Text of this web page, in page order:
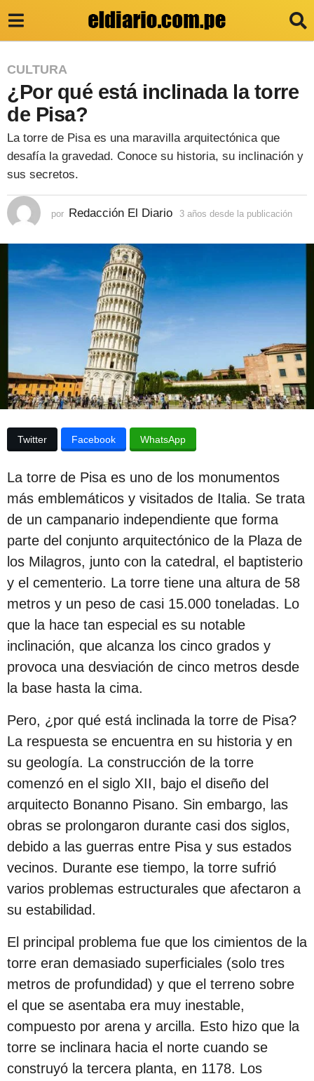
3
a
ñ
o
s
d
e
s
l
a
l
i
c
a
c
ó
3
ñ
s
e
d
e
l
a
p
u
b
l
i
c
CULTURA
¿Por qué está inclinada la torre
de Pisa?
La torre de Pisa es una maravilla arquitectónica que
desafía la gravedad. Conoce su historia, su inclinación y
sus secretos.
por Redacción El Diario 3 años desde la publicación
d
l
a
p
u
b
ó
n
Twitter Facebook WhatsApp
La torre de Pisa es uno de los monumentos
más emblemáticos y visitados de Italia. Se trata
de un campanario independiente que forma
parte del conjunto arquitectónico de la Plaza de
los Milagros, junto con la catedral, el baptisterio
y el cementerio. La torre tiene una altura de 58
metros y un peso de casi 15.000 toneladas. Lo
que la hace tan especial es su notable
inclinación, que alcanza los cinco grados y
provoca una desviación de cinco metros desde
la base hasta la cima.
Pero, ¿por qué está inclinada la torre de Pisa?
La respuesta se encuentra en su historia y en
su geología. La construcción de la torre
comenzó en el siglo XII, bajo el diseño del
arquitecto Bonanno Pisano. Sin embargo, las
obras se prolongaron durante casi dos siglos,
debido a las guerras entre Pisa y sus estados
vecinos. Durante ese tiempo, la torre sufrió
varios problemas estructurales que afectaron a
su estabilidad.
El principal problema fue que los cimientos de la
torre eran demasiado superficiales (solo tres
metros de profundidad) y que el terreno sobre
el que se asentaba era muy inestable,
compuesto por arena y arcilla. Esto hizo que la
torre se inclinara hacia el norte cuando se
construyó la tercera planta, en 1178. Los